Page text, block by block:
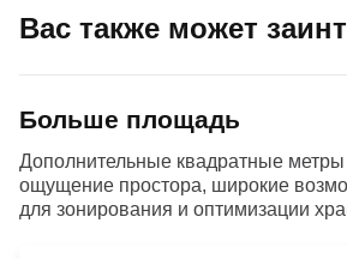
Вас также может
Больше площадь
Дополнительные квадратные метры
ощущение простора, широкие
для зонирования и оптимизации